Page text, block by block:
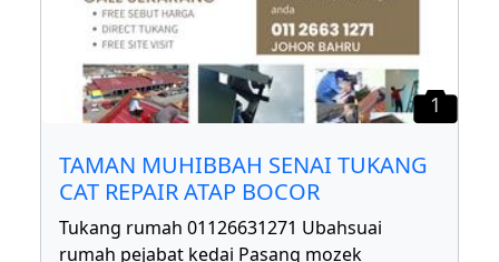
1
TAMAN MUHIBBAH SENAI TUKANG
CAT REPAIR ATAP BOCOR
Tukang rumah 01126631271 Ubahsuai
rumah pejabat kedai Pasang mozek